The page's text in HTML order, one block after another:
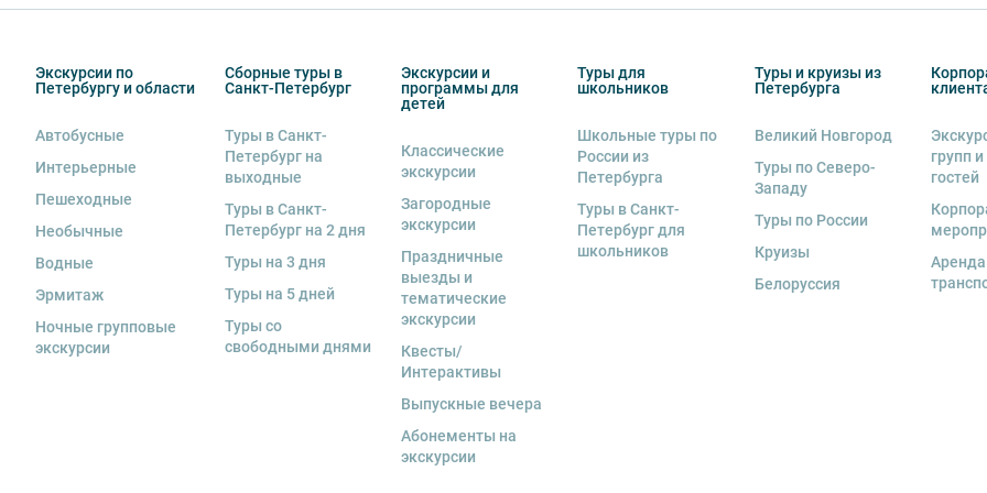
Вы также можете ближе познакомиться с намив разделе “О компании”.
Экскурсии по
Петербургу и области
Автобусные
Интерьерные
Пешеходные
Необычные
Водные
Эрмитаж
Ночные групповые
экскурсии
Сборные туры в
Санкт-Петербург
Туры в Санкт-
Петербург на
выходные
Туры в Санкт-
Петербург на 2 дня
Туры на 3 дня
Туры на 5 дней
Туры со
свободными днями
Экскурсии и
программы для
детей
Классические
экскурсии
Загородные
экскурсии
Праздничные
выезды и
тематические
экскурсии
Квесты/
Интерактивы
Выпускные вечера
Абонементы на
экскурсии
Туры для
школьников
Школьные туры по
России из
Петербурга
Туры в Санкт-
Петербург для
школьников
Туры и круизы из
Петербурга
Великий Новгород
Туры по Северо-
Западу
Туры по России
Круизы
Белоруссия
групп
гостей